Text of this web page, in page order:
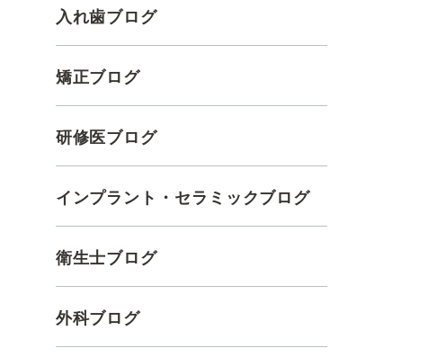
入れ歯ブログ
矯正ブログ
研修医ブログ
インプラント・セラミックブログ
衛生士ブログ
外科ブログ